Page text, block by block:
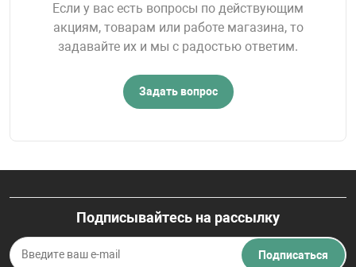
Если у вас есть вопросы по действующим
акциям, товарам или работе магазина, то
задавайте их и мы с радостью ответим.
Задать вопрос
Подписывайтесь на рассылку
Подписаться